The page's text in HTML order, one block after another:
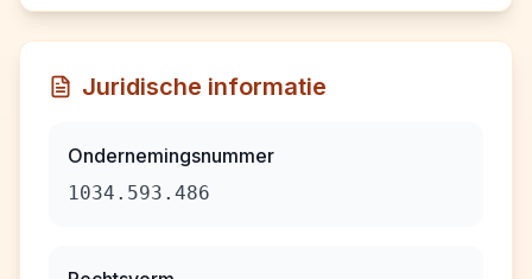
Juridische informatie
Ondernemingsnummer
1034.593.486